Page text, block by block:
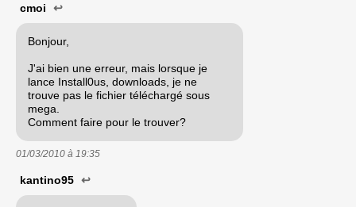
cmoi ↩
Bonjour,
J'ai bien une erreur, mais lorsque je
lance Install0us, downloads, je ne
trouve pas le fichier téléchargé sous
mega.
Comment faire pour le trouver?
01/03/2010 à 19:35
kantino95 ↩